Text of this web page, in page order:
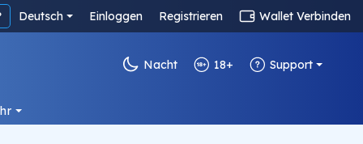
Deutsch Einloggen Registrieren Wallet Verbinden
Nacht 18+ Support